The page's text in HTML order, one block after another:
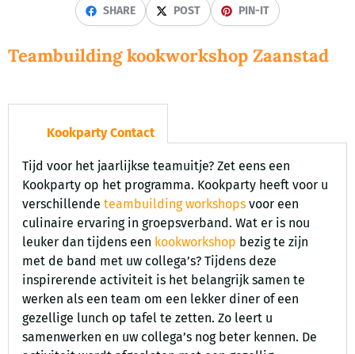
SHARE POST PIN-IT
Teambuilding kookworkshop Zaanstad
Kookparty Contact
Tijd voor het jaarlijkse teamuitje? Zet eens een
Kookparty op het programma. Kookparty heeft voor u
verschillendeteambuilding workshops voor een
culinaire ervaring in groepsverband. Wat er is nou
leuker dan tijdens een kookworkshop bezig te zijn
met de band met uw collega’s? Tijdens deze
inspirerende activiteit is het belangrijk samen te
werken als een team om een lekker diner of een
gezellige lunch op tafel te zetten. Zo leert u
samenwerken en uw collega’s nog beter kennen. De